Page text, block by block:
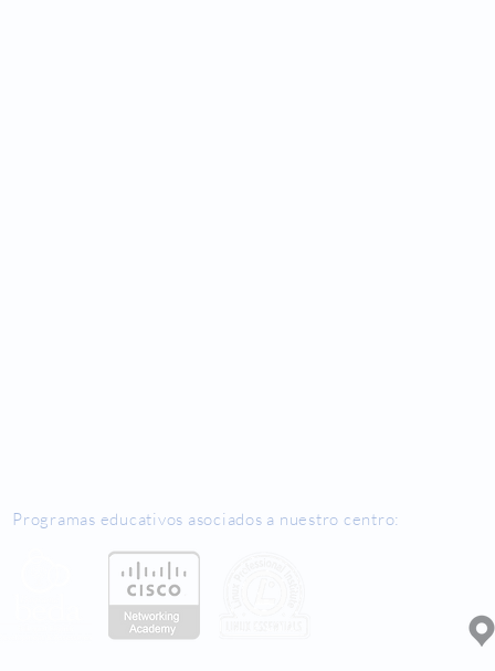
Programas educativos asociados a nuestro centro: